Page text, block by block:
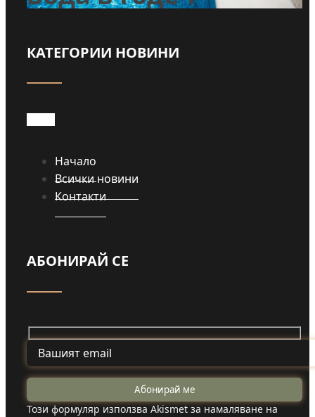
Прочети
КАТЕГОРИИ НОВИНИ
Начало
Всички новини
Контакти
АБОНИРАЙ СЕ
Този формуляр използва Akismet за намаляване на